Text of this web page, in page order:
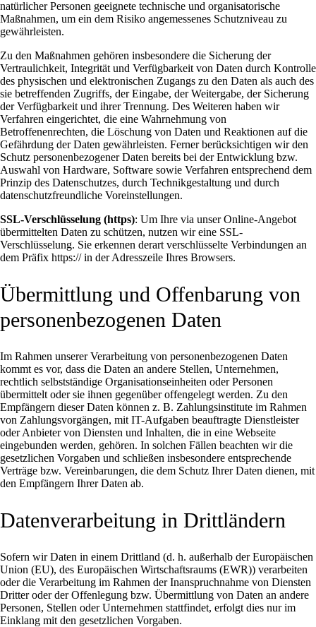
natürlicher Personen geeignete technische und organisatorische
Maßnahmen, um ein dem Risiko angemessenes Schutzniveau zu
gewährleisten.
Zu den Maßnahmen gehören insbesondere die Sicherung der
Vertraulichkeit, Integrität und Verfügbarkeit von Daten durch Kontrolle
des physischen und elektronischen Zugangs zu den Daten als auch des
sie betreffenden Zugriffs, der Eingabe, der Weitergabe, der Sicherung
der Verfügbarkeit und ihrer Trennung. Des Weiteren haben wir
Verfahren eingerichtet, die eine Wahrnehmung von
Betroffenenrechten, die Löschung von Daten und Reaktionen auf die
Gefährdung der Daten gewährleisten. Ferner berücksichtigen wir den
Schutz personenbezogener Daten bereits bei der Entwicklung bzw.
Auswahl von Hardware, Software sowie Verfahren entsprechend dem
Prinzip des Datenschutzes, durch Technikgestaltung und durch
datenschutzfreundliche Voreinstellungen.
SSL-Verschlüsselung (https): Um Ihre via unser Online-Angebot
übermittelten Daten zu schützen, nutzen wir eine SSL-
Verschlüsselung. Sie erkennen derart verschlüsselte Verbindungen an
dem Präfix https:// in der Adresszeile Ihres Browsers.
Übermittlung und Offenbarung von
personenbezogenen Daten
Im Rahmen unserer Verarbeitung von personenbezogenen Daten
kommt es vor, dass die Daten an andere Stellen, Unternehmen,
rechtlich selbstständige Organisationseinheiten oder Personen
übermittelt oder sie ihnen gegenüber offengelegt werden. Zu den
Empfängern dieser Daten können z. B. Zahlungsinstitute im Rahmen
von Zahlungsvorgängen, mit IT-Aufgaben beauftragte Dienstleister
oder Anbieter von Diensten und Inhalten, die in eine Webseite
eingebunden werden, gehören. In solchen Fällen beachten wir die
gesetzlichen Vorgaben und schließen insbesondere entsprechende
Verträge bzw. Vereinbarungen, die dem Schutz Ihrer Daten dienen, mit
den Empfängern Ihrer Daten ab.
Datenverarbeitung in Drittländern
Sofern wir Daten in einem Drittland (d. h. außerhalb der Europäischen
Union (EU), des Europäischen Wirtschaftsraums (EWR)) verarbeiten
oder die Verarbeitung im Rahmen der Inanspruchnahme von Diensten
Dritter oder der Offenlegung bzw. Übermittlung von Daten an andere
Personen, Stellen oder Unternehmen stattfindet, erfolgt dies nur im
Einklang mit den gesetzlichen Vorgaben.